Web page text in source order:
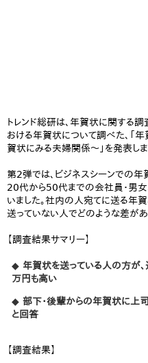
トレンド総研は、年賀状に関する
おける年賀状について調べた、「
賀状にみる夫婦関係～」を発表しま
第2弾では、ビジネスシーンでの年
20代から50代までの会社員・男
いました。社内の人宛てに送る年
送っていない人でどのような差があ
【調査結果サマリー】
◆ 年賀状を送っている人の方が
万円も高い
◆ 部下・後輩からの年賀状に上
と回答
【調査結果】